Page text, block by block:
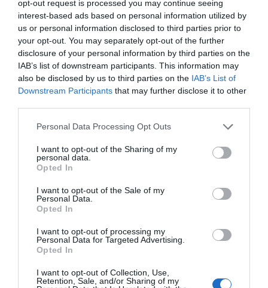
opt-out request is processed you may continue seeing
interest-based ads based on personal information utilized by
us or personal information disclosed to third parties prior to
your opt-out. You may separately opt-out of the further
disclosure of your personal information by third parties on the
IAB’s list of downstream participants. This information may
also be disclosed by us to third parties on the IAB’s List of
Downstream Participants that may further disclose it to other
Please note that this website/app uses one or more Google
not limited to your visit or usage behaviour. You may click to
grant or deny consent to Google and its third-party tags to
use your data for below specified purposes in below Google
consent section.
Personal Data Processing Opt Outs
I want to opt-out of the Sharing of my
personal data.
Opted In
I want to opt-out of the Sale of my
Personal Data.
Opted In
I want to opt-out of processing my
Personal Data for Targeted Advertising.
Opted In
I want to opt-out of Collection, Use,
Retention, Sale, and/or Sharing of my
παρουσιάζει νομίσματα μεΣτιγμιότυπατης
ανθρώπινης δραστηριότητας καιΕικόνεςαπό
τη φύση. Αυτή η τελευταία ενότητα
συμπληρώνει τον πλούτο της νομισματικής
εικονογραφίας, τις αμέτρητες πηγές έμπνευσης
των αρχαίων χαρακτών και την ικανότητά τους,
το νόμισμα σε εικόνα του βίου τους και να
αποτυπώνουν σε αυτό τον κόσμο που τους
περιβάλλει.
Στην αίθουσα αυτή προβάλλεται ένα
βίντεο 20
επιλεγμένων νομισμάτων σε κίνηση και
δυνατότητα να δει και από τις δύο όψεις.
Το Χρονολόγιο της Νομισματικής